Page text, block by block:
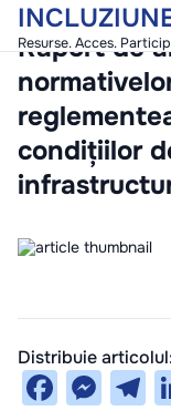
Resurse. Acces.
/ 10 December 2025
Raport de
condițiilor
Distribuie